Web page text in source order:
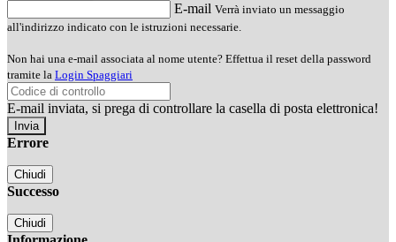
E-mail Verrà inviato un messaggio
all'indirizzo indicato con le istruzioni necessarie.
Non hai una e-mail associata al nome utente? Effettua il reset della password
tramite la Login Spaggiari
E-mail inviata, si prega di controllare la casella di posta elettronica!
Errore
Chiudi
Successo
Chiudi